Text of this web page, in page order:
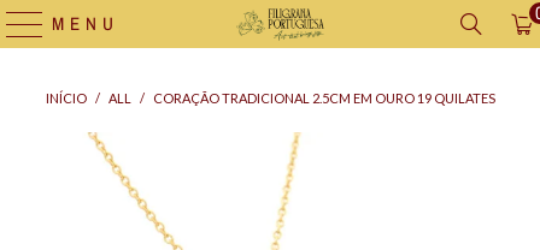
MENU
INÍCIO / ALL / CORAÇÃO TRADICIONAL 2.5CM EM OURO 19 QUILATES